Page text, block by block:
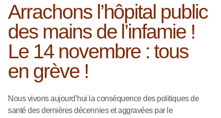
Arrachons l’hôpital public
des mains de l’infamie !
Le 14 novembre : tous
en grève !
Nous vivons aujourd’hui la conséquence des politiques de
santé des dernières décennies et aggravées par le